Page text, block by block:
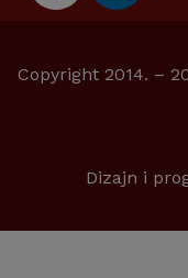
Copyright 2014. –
Dizajn i